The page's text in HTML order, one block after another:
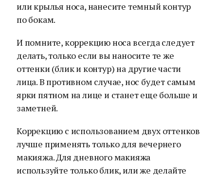
или крылья носа, нанесите темный контур
по бокам.
И помните, коррекцию носа всегда следует
делать, только если вы наносите те же
оттенки (блик и контур) на другие части
лица. В противном случае, нос будет самым
ярки пятном на лице и станет еще больше и
заметней.
Коррекцию с использованием двух оттенков
лучше применять только для вечернего
макияжа. Для дневного макияжа
используйте только блик, или же делайте